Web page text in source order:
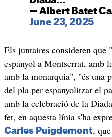
— Albert Batet
June 23, 2025
Els juntaires consideren
espanyol a Montserrat, amb
amb la monarquia", "és una
del pla per espanyolitzar el
amb la celebració de la
fet, en aquesta línia s'ha
Carles Puigdemont,